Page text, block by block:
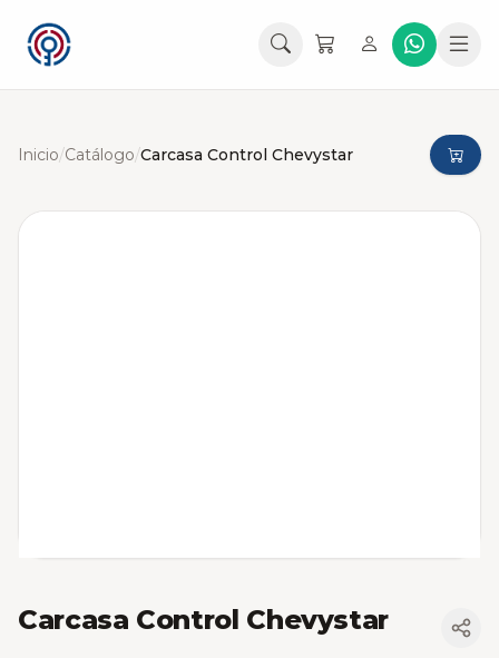
Inicio/Catálogo/Carcasa Control Chevystar
Carcasa Control Chevystar